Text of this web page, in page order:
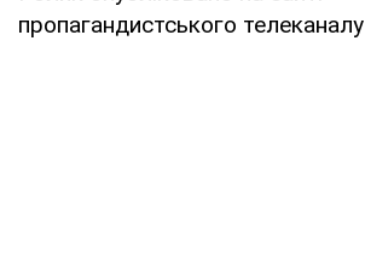
пропагандистського телеканалу